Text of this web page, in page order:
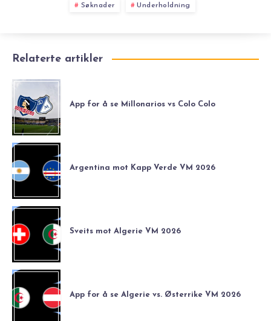
Søknader Underholdning
Relaterte artikler
App for å se Millonarios vs Colo Colo
Argentina mot Kapp Verde VM 2026
Sveits mot Algerie VM 2026
App for å se Algerie vs. Østerrike VM 2026